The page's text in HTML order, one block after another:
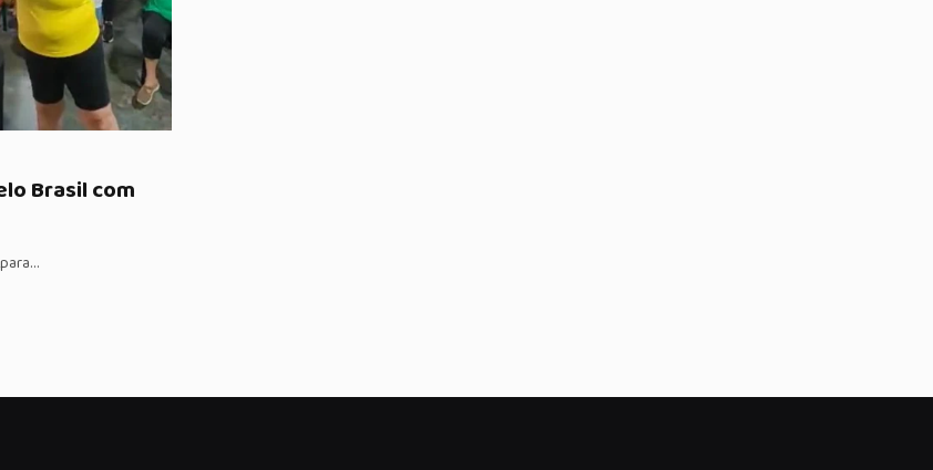
Brasil com